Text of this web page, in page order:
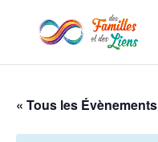
« Tous les Évènements